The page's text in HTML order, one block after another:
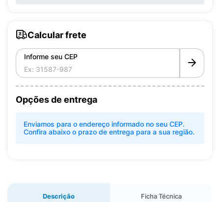
Calcular frete
Informe seu CEP
Opções de entrega
Enviamos para o endereço informado no seu CEP.
Confira abaixo o prazo de entrega para a sua região.
Descrição Ficha Técnica